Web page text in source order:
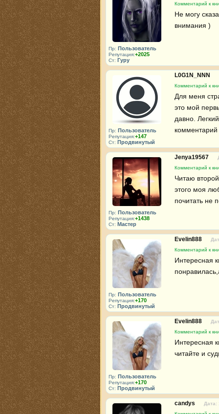
Пр: Пользователь
Репутация:+2025
Ст: Гуру
Комментарий к
Не могу
внимания )
Пр: Пользователь
Репутация:+147
Ст: Продвинутый
L0G1N_NNN
Комментарий к
Для меня
это мой
давно.
комментарий
Пр: Пользователь
Репутация:+1438
Ст: Мастер
Jenya19567
Комментарий к
Читаю
этого моя
почитать не
Пр: Пользователь
Репутация:+170
Ст: Продвинутый
Evelin888
Комментарий к
Интересная
Пр: Пользователь
Репутация:+170
Ст: Продвинутый
Evelin888
Комментарий к
Интересная
читайте и
candys
Дата: